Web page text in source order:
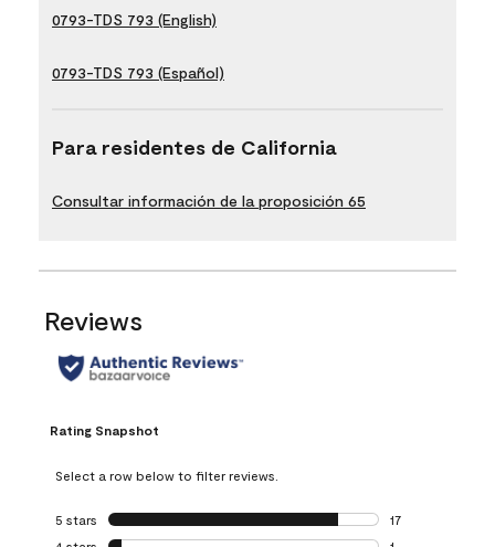
0793-TDS 793 (English)
0793-TDS 793 (Español)
Para residentes de California
Consultar información de la proposición 65
Reviews
Rating Snapshot
Select a row below to filter reviews.
5 stars stars
17
17 reviews with